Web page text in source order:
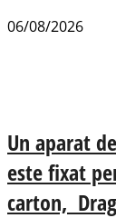
06/08/2026
Un aparat
este fixat
carton,